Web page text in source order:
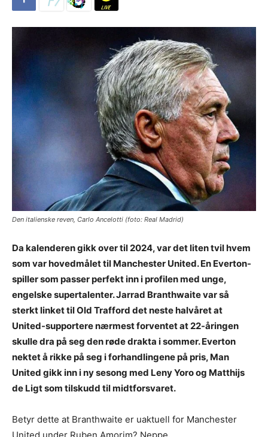
Den italienske reven, Carlo Ancelotti (foto: Real Madrid)
Da kalenderen gikk over til 2024, var det liten tvil hvem
som var hovedmålet til Manchester United. En Everton-
spiller som passer perfekt inn i profilen med unge,
engelske supertalenter. Jarrad Branthwaite var så
sterkt linket til Old Trafford det neste halvåret at
United-supportere nærmest forventet at 22-åringen
skulle dra på seg den røde drakta i sommer. Everton
nektet å rikke på seg i forhandlingene på pris, Man
United gikk inn i ny sesong med Leny Yoro og Matthijs
de Ligt som tilskudd til midtforsvaret.
Betyr dette at Branthwaite er uaktuell for Manchester
United under Ruben Amorim? Neppe.